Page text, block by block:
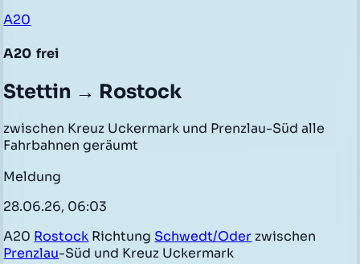
A20
A20 frei
Stettin → Rostock
zwischen Kreuz Uckermark und Prenzlau-Süd alle
Fahrbahnen geräumt
Meldung
28.06.26, 06:03
A20 Rostock Richtung Schwedt/Oder zwischen
Prenzlau-Süd und Kreuz Uckermark